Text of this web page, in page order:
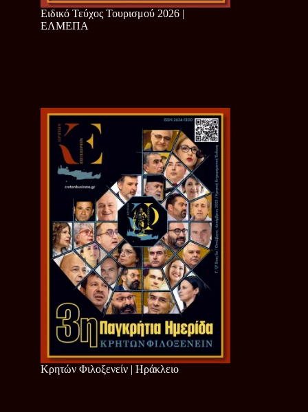
Ειδικό Τεύχος Τουρισμού 2026 |
ΕΛΜΕΠΑ
Κρητών Φιλοξενείν | Ηράκλειο